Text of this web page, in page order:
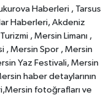
Haberleri , Tarsus
Haberleri, Akdeniz
, Mersin Limanı ,
, Mersin Spor , Mersin
Yaz Festivali, Mersin
haber detaylarının
fotoğrafları ve